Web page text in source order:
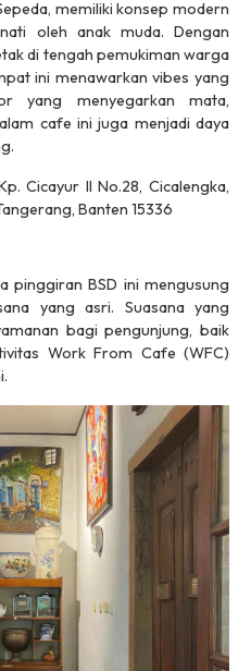
memiliki konsep modern
oleh anak muda. Dengan
di tengah pemukiman warga
ini menawarkan vibes yang
yang menyegarkan mata,
cafe ini juga menjadi daya
Cicayur II No.28, Cicalengka,
Banten 15336
pinggiran BSD ini mengusung
yang asri. Suasana yang
bagi pengunjung, baik
Work From Cafe (WFC)